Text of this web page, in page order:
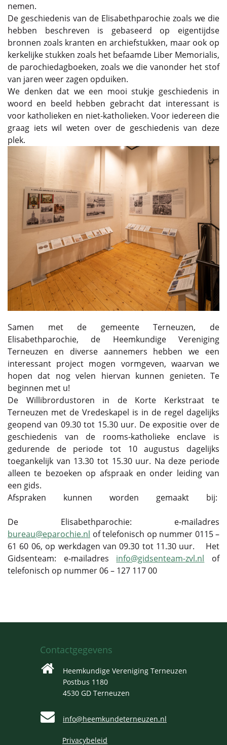
nemen.
De geschiedenis van de Elisabethparochie zoals we die
hebben beschreven is gebaseerd op eigentijdse
bronnen zoals kranten en archiefstukken, maar ook op
kerkelijke stukken zoals het befaamde Liber Memorialis,
de parochiedagboeken, zoals we die vanonder het stof
van jaren weer zagen opduiken.
We denken dat we een mooi stukje geschiedenis in
woord en beeld hebben gebracht dat interessant is
voor katholieken en niet-katholieken. Voor iedereen die
graag iets wil weten over de geschiedenis van deze
plek.
Samen met de gemeente Terneuzen, de
Elisabethparochie, de Heemkundige Vereniging
Terneuzen en diverse aannemers hebben we een
interessant project mogen vormgeven, waarvan we
hopen dat nog velen hiervan kunnen genieten. Te
beginnen met u!
De Willibrordustoren in de Korte Kerkstraat te
Terneuzen met de Vredeskapel is in de regel dagelijks
geopend van 09.30 tot 15.30 uur. De expositie over de
geschiedenis van de rooms-katholieke enclave is
gedurende de periode tot 10 augustus dagelijks
toegankelijk van 13.30 tot 15.30 uur. Na deze periode
alleen te bezoeken op afspraak en onder leiding van
een gids.
Afspraken kunnen worden gemaakt bij:
De Elisabethparochie: e-mailadres
bureau@eparochie.nl of telefonisch op nummer 0115 –
61 60 06, op werkdagen van 09.30 tot 11.30 uur. Het
Gidsenteam: e-mailadres info@gidsenteam-zvl.nl of
telefonisch op nummer 06 – 127 117 00
Contactgegevens
Heemkundige Vereniging Terneuzen
Postbus 1180
4530 GD Terneuzen
info@heemkundeterneuzen.nl
Privacybeleid